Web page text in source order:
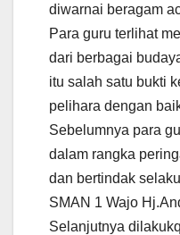
diwarnai beragam
Para guru terlihat
dari berbagai
itu salah satu bukti
pelihara dengan
Sebelumnya para
dalam rangka
dan bertindak
SMAN 1 Wajo
Selanjutnya